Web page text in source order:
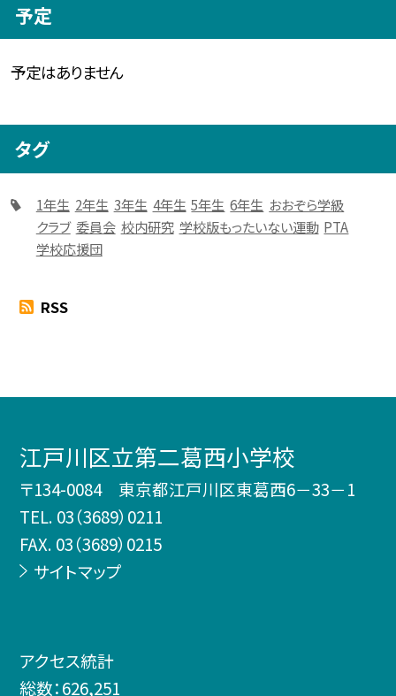
予定
予定はありません
タグ
1年生 2年生 3年生 4年生 5年生 6年生 おおぞら学級
クラブ 委員会 校内研究 学校版もったいない運動 PTA
学校応援団
RSS
江戸川区立第二葛西小学校
〒134-0084 東京都江戸川区東葛西6－33－1
TEL. 03（3689）0211
FAX. 03（3689）0215
サイトマップ
アクセス統計
総数：626,251